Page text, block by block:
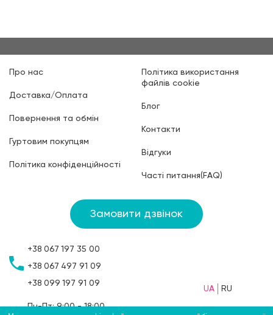
Про нас
Доставка/Оплата
Повернення та обмін
Гуртовим покупцям
Політика конфіденційності
Політика використання
файлів cookie
Блог
Контакти
Відгуки
Часті питання(FAQ)
Замовити дзвінок
+38 067 197 35 00
+38 067 497 91 09
+38 099 197 91 09
Пн-Пт: 9:00 - 18:00
UA RU